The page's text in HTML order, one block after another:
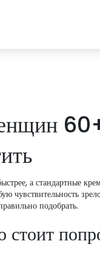
а стандартные
чувствительность
подобрать.